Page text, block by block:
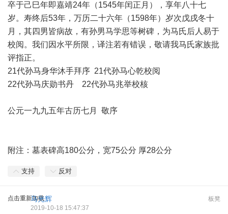
卒于己巳年即嘉靖24年（1545年闰正月），享年八十七
岁。寿终后53年，万历二十六年（1598年）岁次戊戌冬十
月，其四男皆病故，有孙男马学思等树碑，为马氏后人易于
校阅。我们因水平所限，译注若有错误，敬请我马氏家族批
评指正。
21代孙马身华沐手拜序 21代孙马心乾校阅
22代孙马庆勋书丹 22代孙马兆举校核
公元一九九五年古历七月 敬序
附注：墓表碑高180公分，宽75公分 厚28公分
支持 反对
点击重新加载 板凳
马光辉
2019-10-18 15:47:37